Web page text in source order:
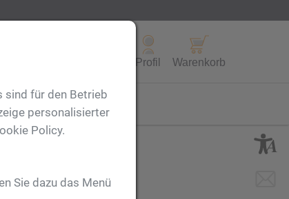
Profil Warenkorb
sind für den Betrieb
personalisierter
Policy.
Sie dazu das Menü